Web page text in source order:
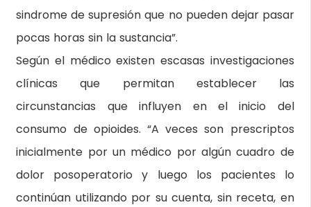
sindrome de supresión que no pueden dejar pasar
pocas horas sin la sustancia”.
Según el médico existen escasas investigaciones
clínicas que permitan establecer las
circunstancias que influyen en el inicio del
consumo de opioides. “A veces son prescriptos
inicialmente por un médico por algún cuadro de
dolor posoperatorio y luego los pacientes lo
continúan utilizando por su cuenta, sin receta, en